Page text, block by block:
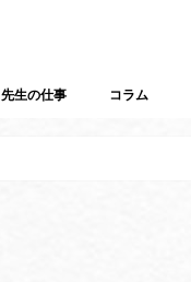
先生の仕事 コラム